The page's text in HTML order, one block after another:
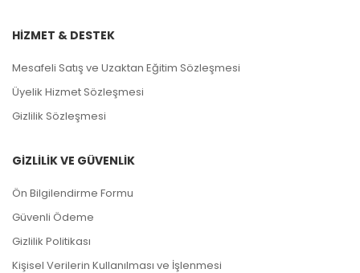
HİZMET & DESTEK
Mesafeli Satış ve Uzaktan Eğitim Sözleşmesi
Üyelik Hizmet Sözleşmesi
Gizlilik Sözleşmesi
GİZLİLİK VE GÜVENLİK
Ön Bilgilendirme Formu
Güvenli Ödeme
Gizlilik Politikası
Kişisel Verilerin Kullanılması ve İşlenmesi